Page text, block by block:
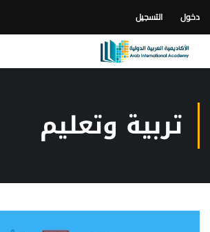
دخول التسجيل
تربية وتعليم